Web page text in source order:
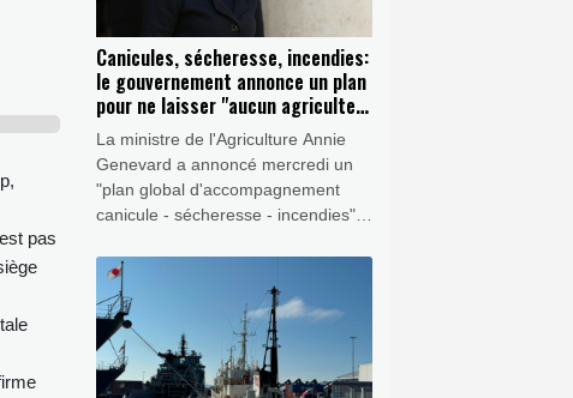
pas
Canicules, sécheresse, incendies:
le gouvernement annonce un plan
pour ne laisser "aucun agriculteur
seul"
La ministre de l'Agriculture Annie
Genevard a annoncé mercredi un
"plan global d'accompagnement
canicule - sécheresse - incendies"
"laissé seul face à cette situation",
avec des mesures d'urgence pour
compenser les difficultés
économiques et des "adaptations"
pour l'accès à l'eau.